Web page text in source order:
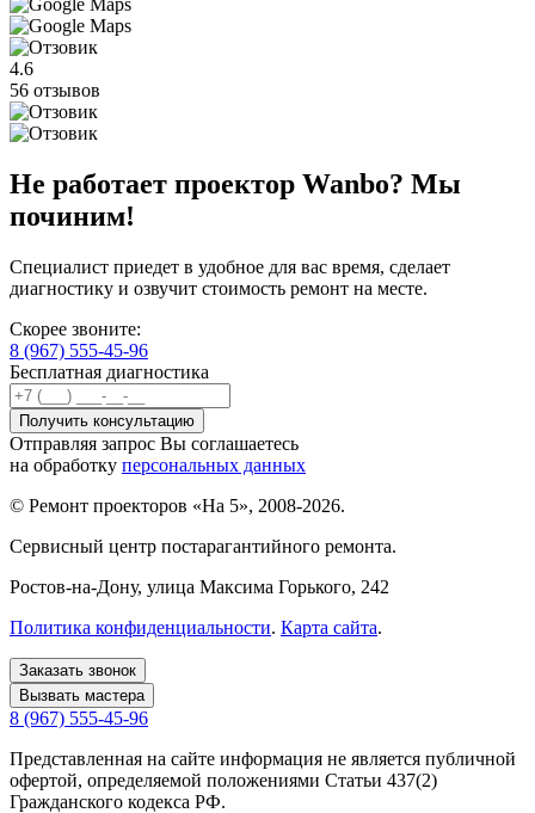
4.6
56 отзывов
Не работает проектор Wanbo? Мы
починим!
Специалист приедет в удобное для вас время, сделает
диагностику и озвучит стоимость ремонт на месте.
Скорее звоните:
8 (967) 555-45-96
Бесплатная диагностика
Отправляя запрос Вы соглашаетесь
на обработку персональных данных
© Ремонт проекторов «На 5», 2008-2026.
Сервисный центр постарагантийного ремонта.
Ростов-на-Дону, улица Максима Горького, 242
Политика конфиденциальности. Карта сайта.
Заказать звонок
Вызвать мастера
8 (967) 555-45-96
Представленная на сайте информация не является публичной
офертой, определяемой положениями Статьи 437(2)
Гражданского кодекса РФ.